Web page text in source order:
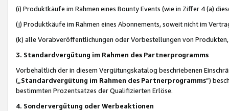
(i) Produktkäufe im Rahmen eines Bounty Events (wie in Ziffer 4 (a)
(j) Produktkäufe im Rahmen eines Abonnements, soweit nicht im
(k) alle Vorabveröffentlichungen oder Vorbestellungen von
3. Standardvergütung im Rahmen des Partnerprogramms
Vorbehaltlich der in diesem Vergütungskatalog beschriebenen
(„ Standardvergütung im Rahmen des Partnerprogramms“)
bestimmten Prozentsatzes der Qualifizierten Erlöse.
4. Sondervergütung oder Werbeaktionen